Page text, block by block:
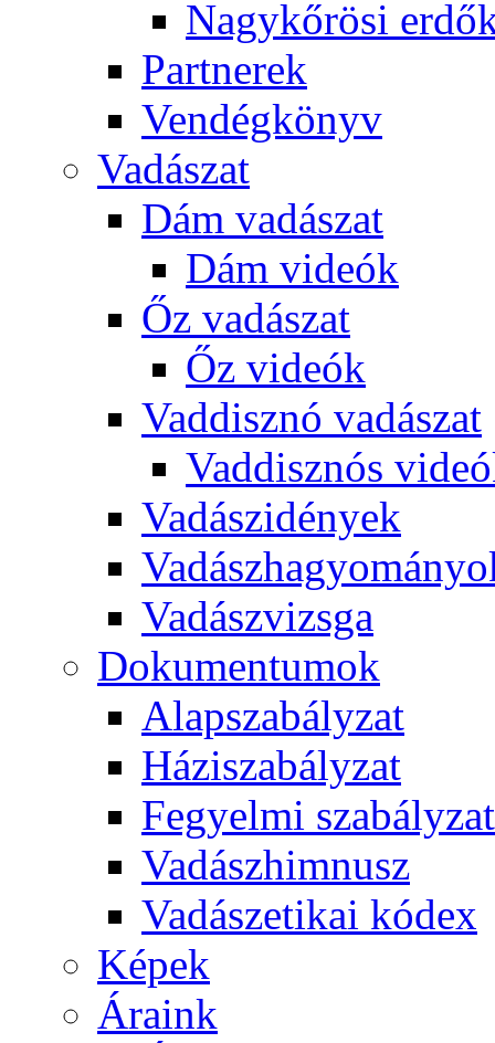
Nagykőrösi
Partnerek
Vendégkönyv
Vadászat
Dám vadászat
Dám videók
Őz vadászat
Őz videók
Vaddisznó vadászat
Vaddisznós
Vadászidények
Vadászvizsga
Dokumentumok
Alapszabályzat
Háziszabályzat
Fegyelmi szabályzat
Vadászhimnusz
Vadászetikai kódex
Képek
Áraink